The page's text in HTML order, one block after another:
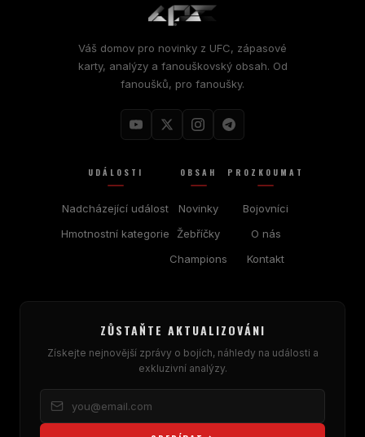
Váš domov pro novinky z UFC, zápasové
karty, analýzy a fanouškovský obsah. Od
fanoušků, pro fanoušky.
UDÁLOSTI
Nadcházející událost
Hmotnostní kategorie
OBSAH
Novinky
Žebříčky
Champions
PROZKOUMAT
Bojovníci
O nás
Kontakt
ZŮSTAŇTE AKTUALIZOVÁNI
Získejte nejnovější zprávy o bojích, náhledy na události a
exkluzivní analýzy.